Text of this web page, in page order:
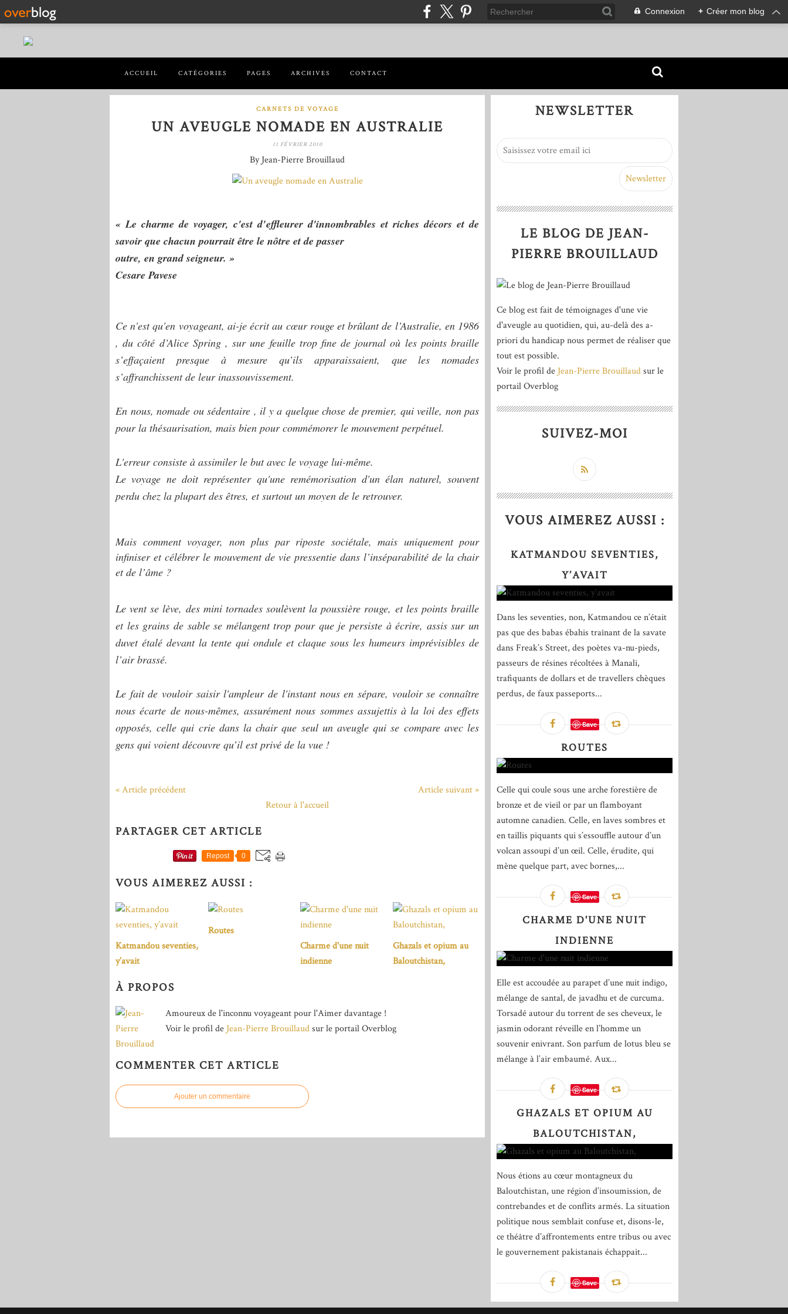
Connexion + Créer mon blog
ACCUEIL CATÉGORIES PAGES ARCHIVES CONTACT
CARNETS DE VOYAGE
UN AVEUGLE NOMADE EN AUSTRALIE
11 FÉVRIER 2010
By Jean-Pierre Brouillaud
« Le charme de voyager, c'est d'effleurer d'innombrables et riches ­décors et de
savoir que chacun pourrait être le nôtre et de ­passer
outre, en grand seigneur. »
Cesare Pavese
Ce n'est qu'en voyageant, ai-je écrit au cœur rouge et brûlant de l’Australie, en 1986
, du côté d’Alice Spring , sur une feuille trop fine de journal où les points braille
s’effaçaient presque à mesure qu’ils apparaissaient, que les nomades
s’affranchissent de leur inassouvissement.
En nous, nomade ou sédentaire , il y a quelque chose de premier, qui veille, non pas
pour la thésaurisation, mais bien pour commémorer le mouvement perpétuel.
L'erreur consiste à assimiler le but avec le voyage lui-même.
Le voyage ne doit représenter qu'une remémorisation d'un élan naturel, souvent
perdu chez la plupart des êtres, et surtout un moyen de le retrouver.
Mais comment voyager, non plus par riposte sociétale, mais uniquement pour
infiniser et célébrer le mouvement de vie pressentie dans l’inséparabilité de la chair
et de l’âme ?
Le vent se lève, des mini tornades soulèvent la poussière rouge, et les points braille
et les grains de sable se mélangent trop pour que je persiste à écrire, assis sur un
duvet étalé devant la tente qui ondule et claque sous les humeurs imprévisibles de
l’air brassé.
Le fait de vouloir saisir l'ampleur de l'instant nous en sépare, vouloir se connaître
nous écarte de nous-mêmes, assurément nous sommes assujettis à la loi des effets
opposés, celle qui crie dans la chair que seul un aveugle qui se compare avec les
gens qui voient découvre qu’il est privé de la vue !
« Article précédent
Article suivant »
Retour à l'accueil
PARTAGER CET ARTICLE
Repost 0
VOUS AIMEREZ AUSSI :
Katmandou seventies,
y’avait
Routes
Charme d'une nuit
indienne
Ghazals et opium au
Baloutchistan,
À PROPOS
Amoureux de l'inconnu voyageant pour l'Aimer davantage !
Voir le profil de Jean-Pierre Brouillaudsur le portail Overblog
COMMENTER CET ARTICLE
Ajouter un commentaire
NEWSLETTER
LE BLOG DE JEAN-
PIERRE BROUILLAUD
Ce blog est fait de témoignages d'une vie
d'aveugle au quotidien, qui, au-delà des a-
priori du handicap nous permet de réaliser que
tout est possible.
Voir le profil de Jean-Pierre Brouillaudsur le
portail Overblog
SUIVEZ-MOI
VOUS AIMEREZ AUSSI :
KATMANDOU SEVENTIES,
Y’AVAIT
Dans les seventies, non, Katmandou ce n’était
pas que des babas ébahis traînant de la savate
dans Freak’s Street, des poètes va-nu-pieds,
passeurs de résines récoltées à Manali,
trafiquants de dollars et de travellers chèques
perdus, de faux passeports...
Save
ROUTES
Celle qui coule sous une arche forestière de
bronze et de vieil or par un flamboyant
automne canadien. Celle, en laves sombres et
en taillis piquants qui s’essouffle autour d’un
volcan assoupi d’un œil. Celle, érudite, qui
mène quelque part, avec bornes,...
Save
CHARME D'UNE NUIT
INDIENNE
Elle est accoudée au parapet d’une nuit indigo,
mélange de santal, de javadhu et de curcuma.
Torsadé autour du torrent de ses cheveux, le
jasmin odorant réveille en l’homme un
souvenir enivrant. Son parfum de lotus bleu se
mélange à l’air embaumé. Aux...
Save
GHAZALS ET OPIUM AU
BALOUTCHISTAN,
Nous étions au cœur montagneux du
Baloutchistan, une région d’insoumission, de
contrebandes et de conflits armés. La situation
politique nous semblait confuse et, disons-le,
ce théâtre d’affrontements entre tribus ou avec
le gouvernement pakistanais échappait...
Save